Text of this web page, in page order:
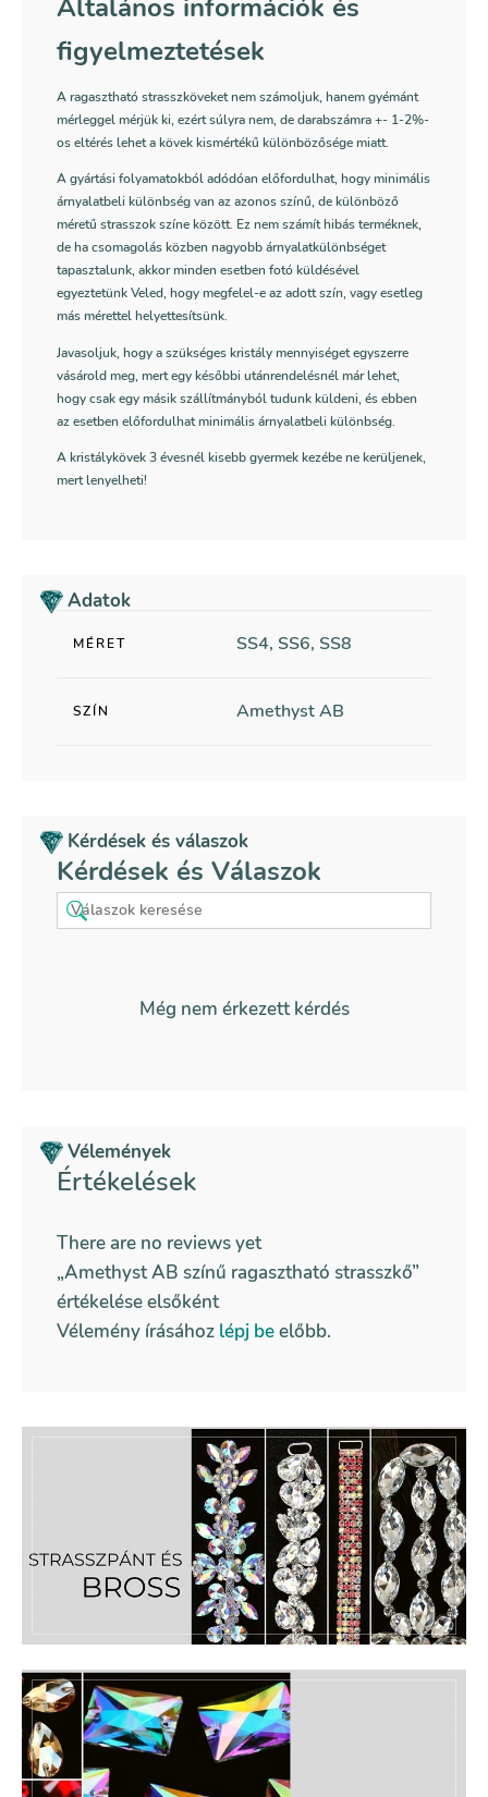
Általános információk és
figyelmeztetések
A ragasztható strasszköveket nem számoljuk, hanem gyémánt
mérleggel mérjük ki, ezért súlyra nem, de darabszámra +- 1-2%-
os eltérés lehet a kövek kismértékű különbözősége miatt.
A gyártási folyamatokból adódóan előfordulhat, hogy minimális
árnyalatbeli különbség van az azonos színű, de különböző
méretű strasszok színe között. Ez nem számít hibás terméknek,
de ha csomagolás közben nagyobb árnyalatkülönbséget
tapasztalunk, akkor minden esetben fotó küldésével
egyeztetünk Veled, hogy megfelel-e az adott szín, vagy esetleg
más mérettel helyettesítsünk.
Javasoljuk, hogy a szükséges kristály mennyiséget egyszerre
vásárold meg, mert egy későbbi utánrendelésnél már lehet,
hogy csak egy másik szállítmányból tudunk küldeni, és ebben
az esetben előfordulhat minimális árnyalatbeli különbség.
A kristálykövek 3 évesnél kisebb gyermek kezébe ne kerüljenek,
mert lenyelheti!
Adatok
MÉRET SS4, SS6, SS8
SZÍN Amethyst AB
Kérdések és válaszok
Kérdések és Válaszok
Még nem érkezett kérdés
Vélemények
Értékelések
There are no reviews yet
„Amethyst AB színű ragasztható strasszkő”
értékelése elsőként
Vélemény írásához lépj beelőbb.